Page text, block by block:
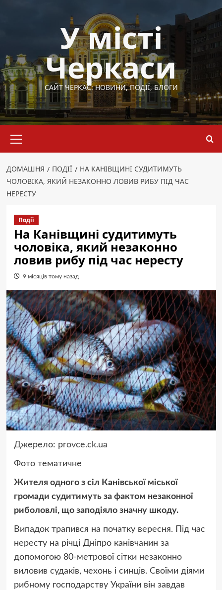
У місті
Черкаси
САЙТ ЧЕРКАС: НОВИНИ, ПОДІЇ, БЛОГИ
меню
ДОМАШНЯ ПОДІЇ
НА КАНІВЩИНІ СУДИТИМУТЬ
ЧОЛОВІКА, ЯКИЙ НЕЗАКОННО ЛОВИВ РИБУ ПІД ЧАС
НЕРЕСТУ
Події
На Канівщині судитимуть
чоловіка, який незаконно
ловив рибу під час нересту
9 місяців тому назад
Джерело: provce.ck.ua
Фото тематичне
Жителя одного з сіл Канівської міської
громади судитимуть за фактом незаконної
риболовлі, що заподіяло значну шкоду.
Випадок трапився на початку вересня. Під час
нересту на річці Дніпро канівчанин за
допомогою 80-метрової сітки незаконно
виловив судаків, чехонь і синців. Своїми діями
рибному господарству України він завдав